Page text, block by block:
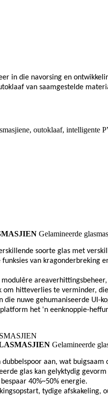
in die navorsing en
van saamgestelde
outoklaaf, intelligente
Gelamineerde
soorte glas met
van
om hitteverlies te verminder,
die nuwe gehumaniseerde
het 'n eenknoppie-
Gelamineerde
aan, wat
glas kan gelyktydig gevorm
40%~50% energie.
tydige afskakeling,